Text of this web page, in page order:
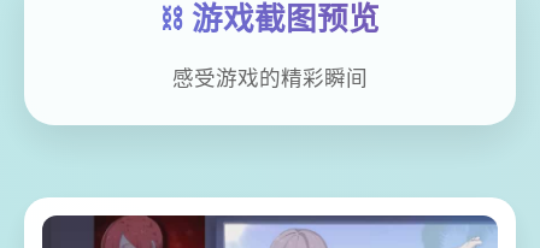
⛓️ 游戏截图预览
感受游戏的精彩瞬间